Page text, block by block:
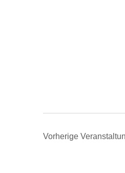
Vorherige